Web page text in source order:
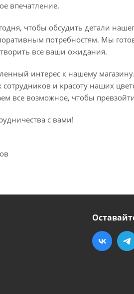
впечатление.
чтобы обсудить детали
потребностям. Мы
все ваши ожидания.
интерес к нашему
и красоту наших
все возможное, чтобы
с вами!